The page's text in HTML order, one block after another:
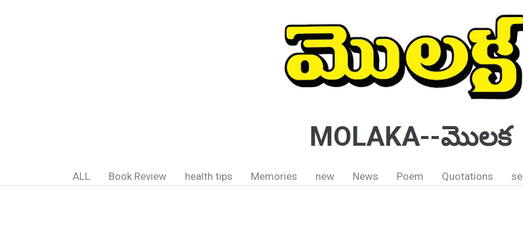
MOLAKA--మొలక
ALL Book Review health tips Memories new News Poem Quotations se